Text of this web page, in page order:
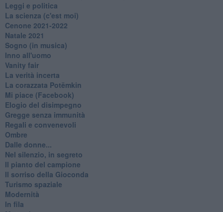
Leggi e politica
La scienza (c'est moi)
Cenone 2021-2022
Natale 2021
Sogno (in musica)
Inno all'uomo
Vanity fair
La verità incerta
La corazzata Potëmkin
Mi piace (Facebook)
Elogio del disimpegno
Gregge senza immunità
Regali e convenevoli
Ombre
Dalle donne...
Nel silenzio, in segreto
Il pianto del campione
Il sorriso della Gioconda
Turismo spaziale
Modernità
In fila